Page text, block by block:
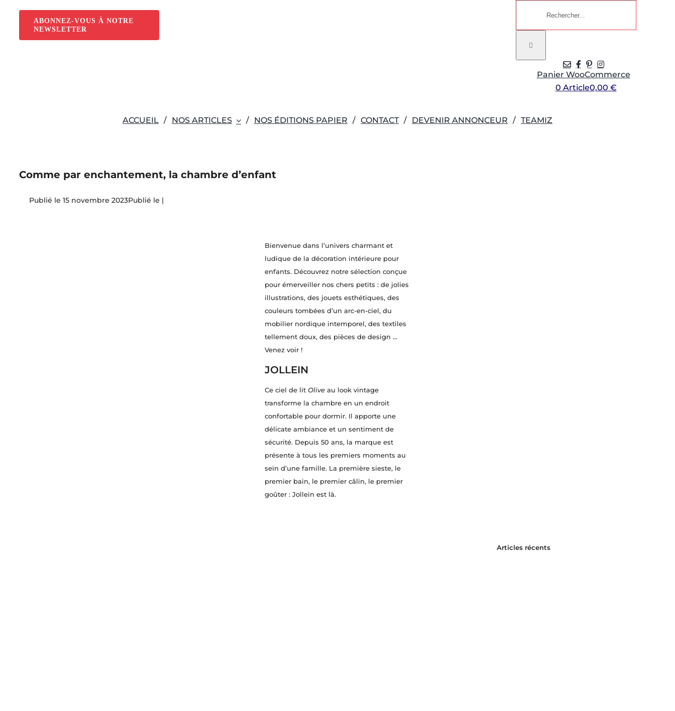
ABONNEZ-VOUS À NOTRE
NEWSLETTER
Panier WooCommerce
0 Article0,00 €
ACCUEIL NOS ARTICLES NOS ÉDITIONS PAPIER CONTACT DEVENIR ANNONCEUR TEAMIZ
Comme par enchantement, la chambre d’enfant
15 novembre 2023 |
Bienvenue dans l’univers charmant et
ludique de la décoration intérieure pour
enfants. Découvrez notre sélection conçue
pour émerveiller nos chers petits : de jolies
illustrations, des jouets esthétiques, des
couleurs tombées d’un arc-en-ciel, du
mobilier nordique intemporel, des textiles
tellement doux, des pièces de design …
Venez voir !
JOLLEIN
Ce ciel de lit Oliveau look vintage
transforme la chambre en un endroit
confortable pour dormir. Il apporte une
délicate ambiance et un sentiment de
sécurité. Depuis 50 ans, la marque est
présente à tous les premiers moments au
sein d’une famille. La première sieste, le
premier bain, le premier câlin, le premier
goûter : Jollein est là.
Articles récents